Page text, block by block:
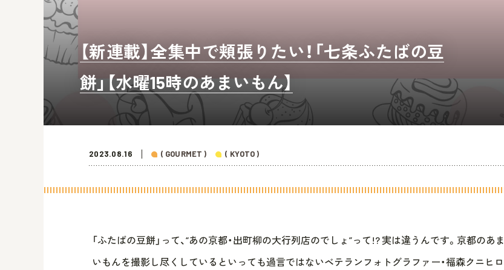
【新連載】全集中で頬張りたい！「七条ふたばの豆
餅」【水曜15時のあまいもん】
2023.08.16 ( GOURMET ) ( KYOTO )
「ふたばの豆餅」って、“あの京都・出町柳の大行列店のでしょ”って!? 実は違うんです。京都のあま
いもんを撮影し尽くしているといっても過言ではないベテランフォトグラファー・福森クニヒロ